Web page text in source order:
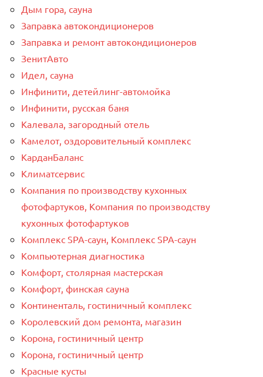
Дым гора, сауна
Заправка автокондиционеров
Заправка и ремонт автокондиционеров
ЗенитАвто
Идел, сауна
Инфинити, детейлинг-автомойка
Инфинити, русская баня
Калевала, загородный отель
Камелот, оздоровительный комплекс
КарданБаланс
Климатсервис
Компания по производству кухонных
фотофартуков, Компания по производству
кухонных фотофартуков
Комплекс SPA-саун, Комплекс SPA-саун
Компьютерная диагностика
Комфорт, столярная мастерская
Комфорт, финская сауна
Континенталь, гостиничный комплекс
Королевский дом ремонта, магазин
Корона, гостиничный центр
Корона, гостиничный центр
Красные кусты